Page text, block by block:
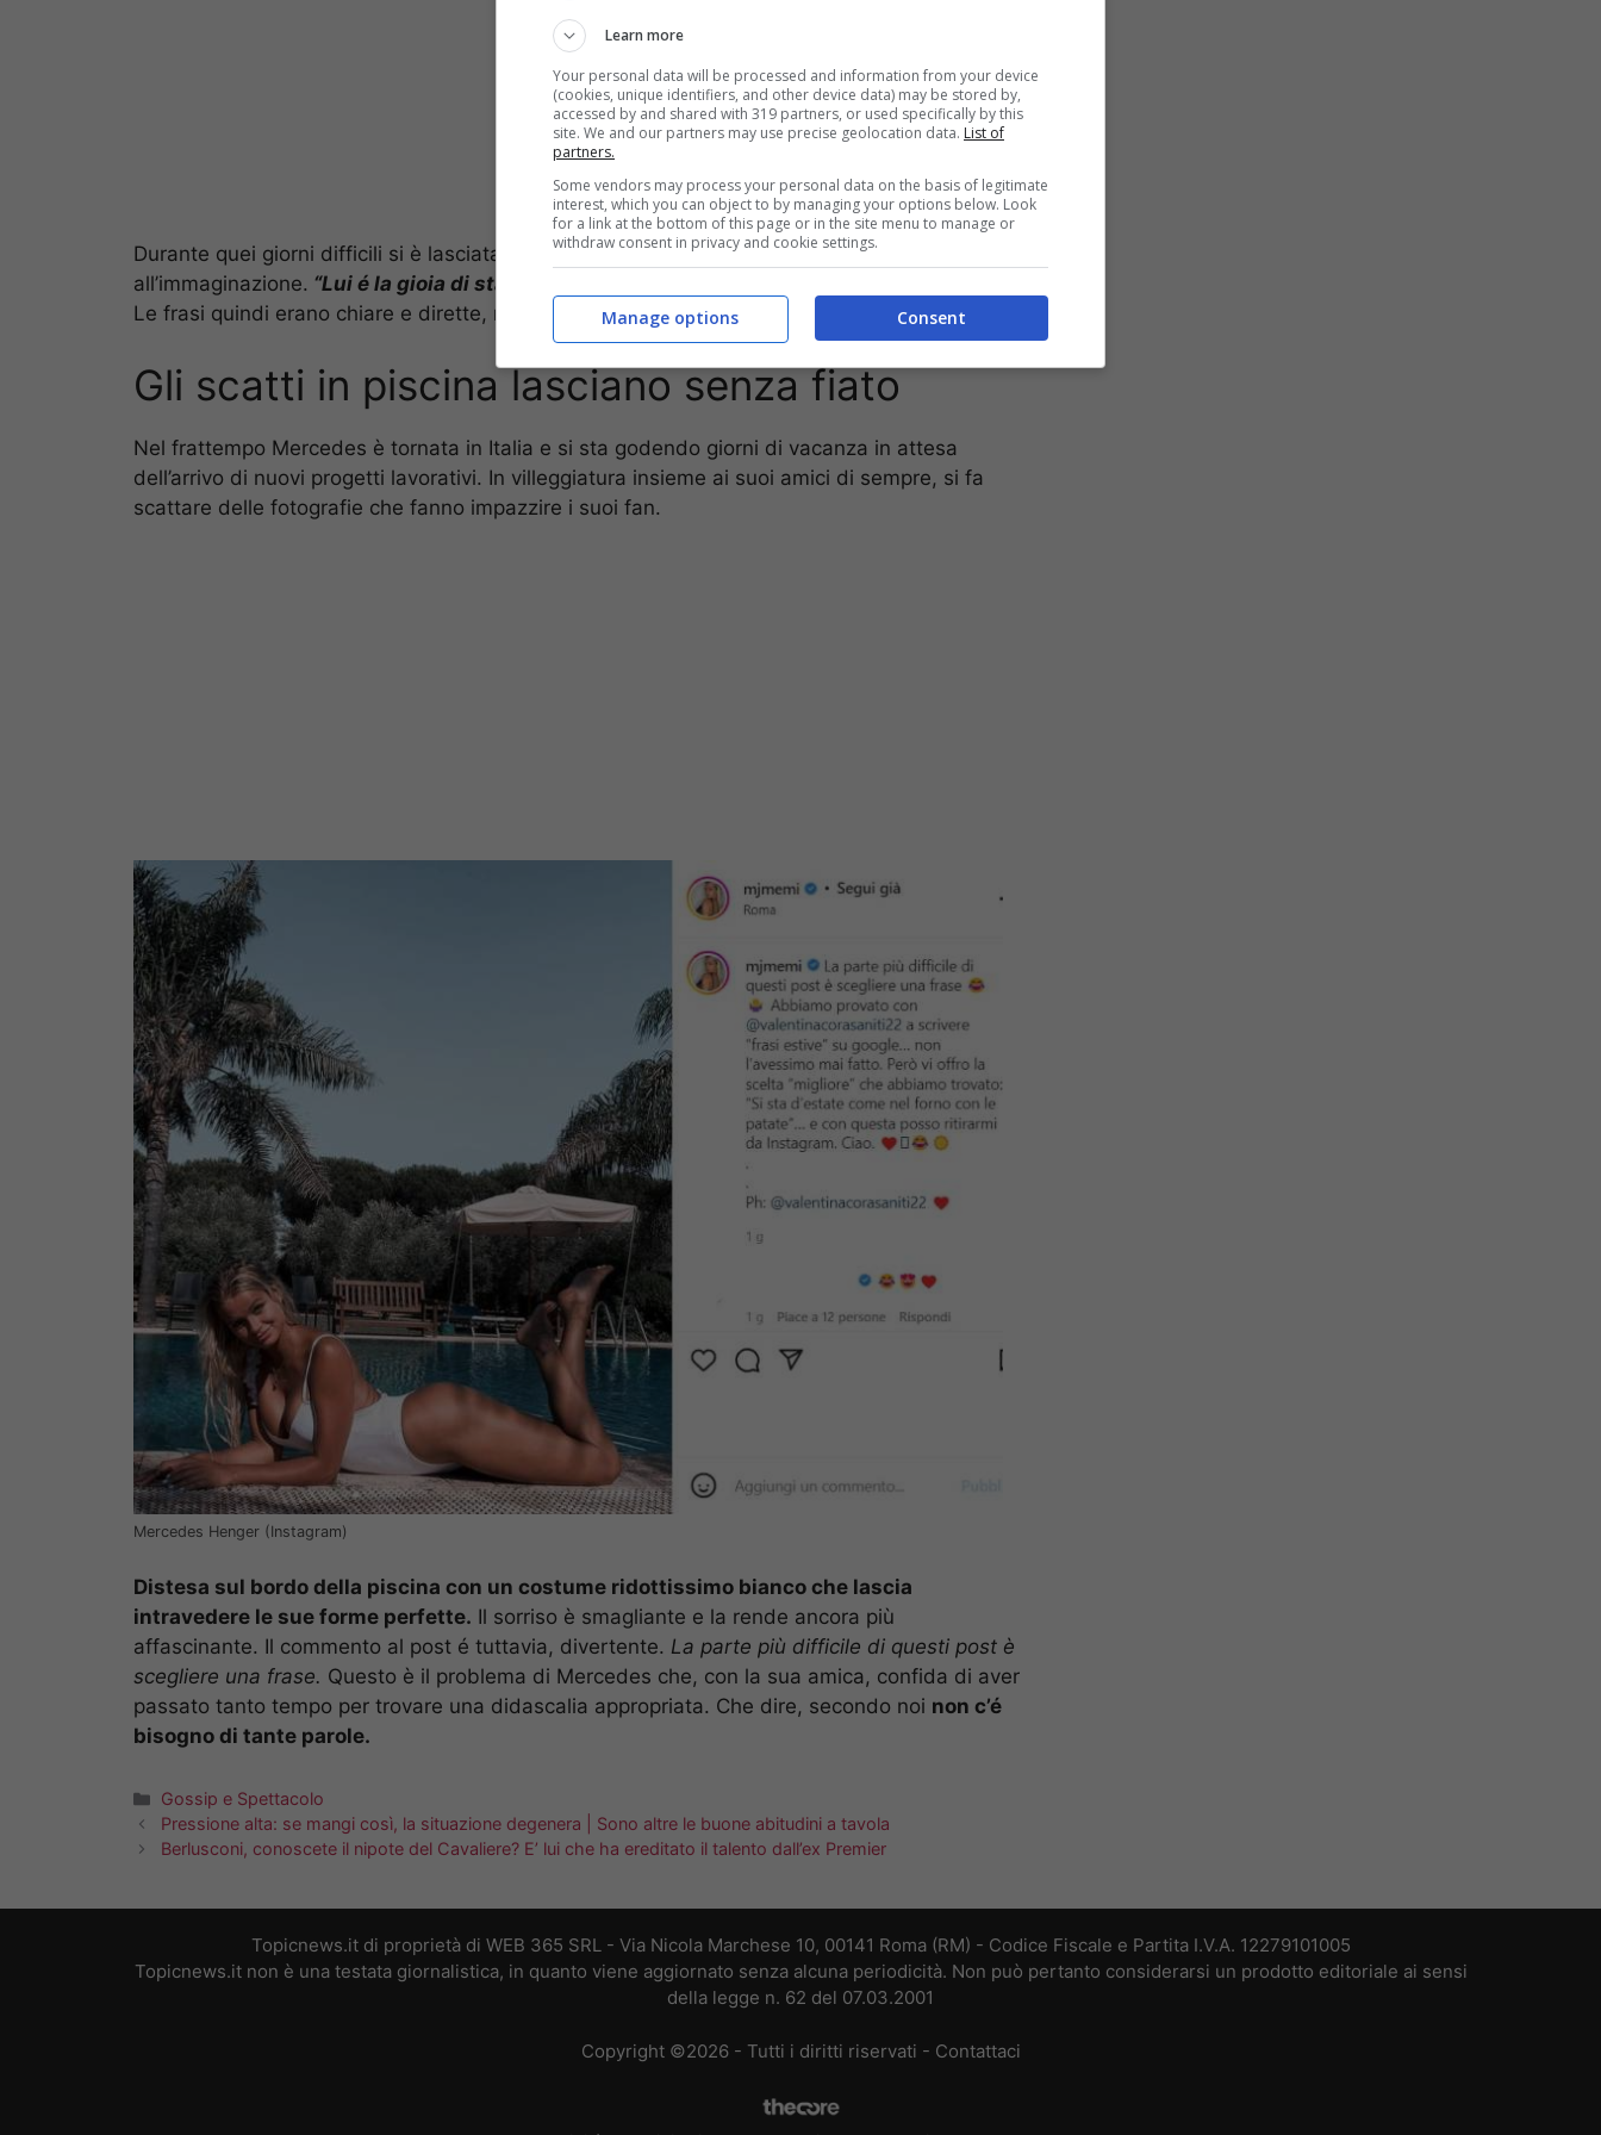
Durante quei giorni difficili si è lasciata andare in una dichiarazione che poco lasciava
all’immaginazione. “Lui é la gioia di stare su quest’isola, mi dà la forza di andare avanti”.
Le frasi quindi erano chiare e dirette, ma l’evolversi di questo rapporto e ancora misterioso.
Gli scatti in piscina lasciano senza fiato
Nel frattempo Mercedes è tornata in Italia e si sta godendo giorni di vacanza in attesa
dell’arrivo di nuovi progetti lavorativi. In villeggiatura insieme ai suoi amici di sempre, si fa
scattare delle fotografie che fanno impazzire i suoi fan.
Mercedes Henger (Instagram)
Distesa sul bordo della piscina con un costume ridottissimo bianco che lascia
intravedere le sue forme perfette. Il sorriso è smagliante e la rende ancora più
affascinante. Il commento al post é tuttavia, divertente. La parte più difficile di questi post è
scegliere una frase. Questo è il problema di Mercedes che, con la sua amica, confida di aver
passato tanto tempo per trovare una didascalia appropriata. Che dire, secondo noi non c’é
bisogno di tante parole.
Categorie
Gossip e Spettacolo
Pressione alta: se mangi così, la situazione degenera | Sono altre le buone abitudini a tavola
Berlusconi, conoscete il nipote del Cavaliere? E’ lui che ha ereditato il talento dall’ex Premier
Topicnews.it di proprietà di WEB 365 SRL - Via Nicola Marchese 10, 00141 Roma (RM) - Codice Fiscale e Partita I.V.A. 12279101005
Topicnews.it non è una testata giornalistica, in quanto viene aggiornato senza alcuna periodicità. Non può pertanto considerarsi un prodotto editoriale ai sensi
della legge n. 62 del 07.03.2001
Copyright ©2026 - Tutti i diritti riservati - Contattaci
Learn more
Your personal data will be processed and information from your device
(cookies, unique identifiers, and other device data) may be stored by,
accessed by and shared with 319 partners, or used specifically by this
site. We and our partners may use precise geolocation data. List of
partners.
Some vendors may process your personal data on the basis of legitimate
interest, which you can object to by managing your options below. Look
for a link at the bottom of this page or in the site menu to manage or
withdraw consent in privacy and cookie settings.
Consent
Manage options